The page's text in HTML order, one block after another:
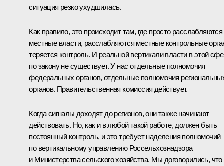
ситуация резко ухудшилась.
Как правило, это происходит там, где просто расслабляются
местные власти, расслабляются местные контрольные
теряется контроль. И реальной вертикали власти в этой
по закону не существует. У нас отдельные полномочия
федеральных органов, отдельные полномочия
органов. Правительственная комиссия действует.
Когда сигналы доходят до регионов, они также начинают
действовать. Но, как и в любой такой работе, должен быть
постоянный контроль, и это требует наделения полномочий
по вертикальному управлению Россельхознадзора
и Министерства сельского хозяйства. Мы договорились, что